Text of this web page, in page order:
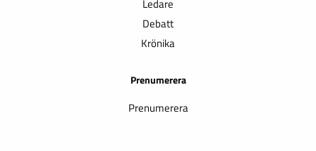
Ledare
Debatt
Krönika
Prenumerera
Prenumerera